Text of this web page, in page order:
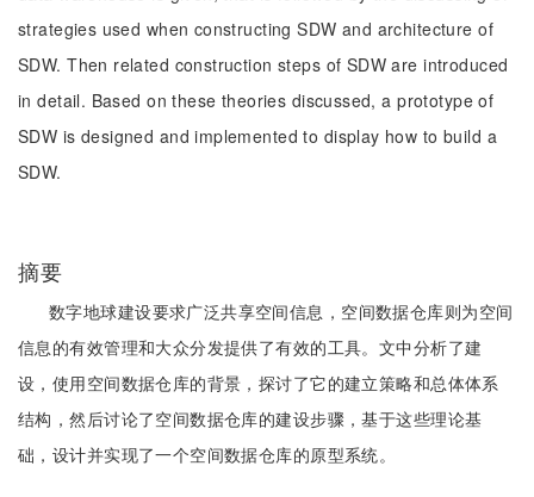
strategies used when constructing SDW and architecture of
SDW. Then related construction steps of SDW are introduced
in detail. Based on these theories discussed, a prototype of
SDW is designed and implemented to display how to build a
SDW.
摘要
数字地球建设要求广泛共享空间信息，空间数据仓库则为空间
信息的有效管理和大众分发提供了有效的工具。文中分析了建
设，使用空间数据仓库的背景，探讨了它的建立策略和总体体系
结构，然后讨论了空间数据仓库的建设步骤，基于这些理论基
础，设计并实现了一个空间数据仓库的原型系统。